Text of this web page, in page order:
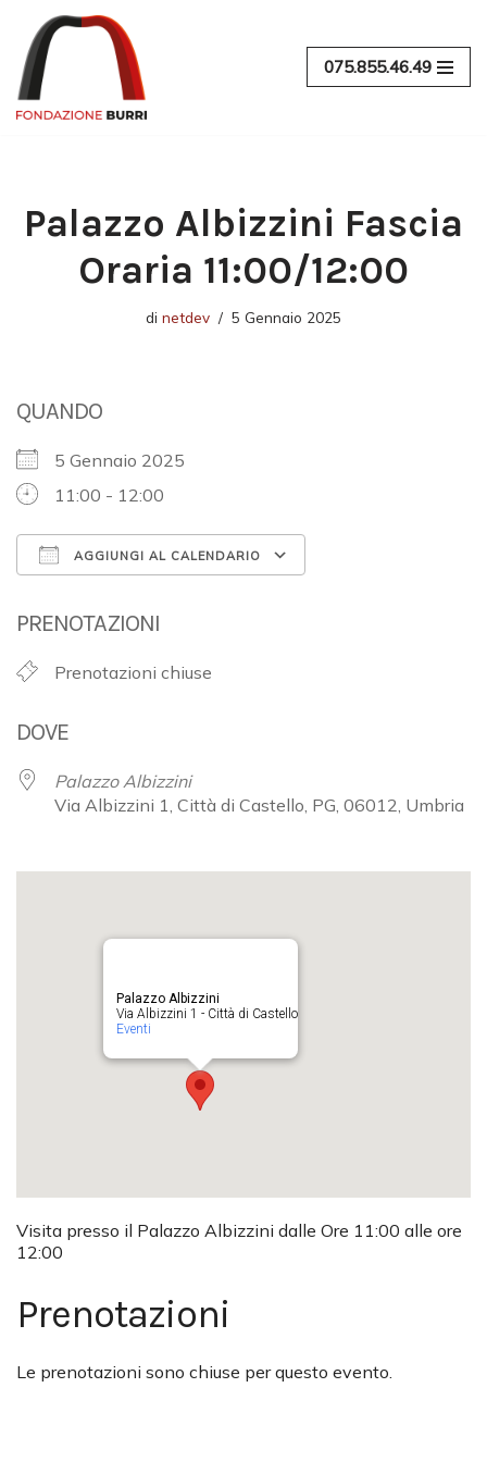
Vai
al
contenuto
075.855.46.49
Palazzo Albizzini Fascia
Oraria 11:00/12:00
di netdev 5 Gennaio 2025
QUANDO
5 Gennaio 2025
11:00 - 12:00
AGGIUNGI AL CALENDARIO
PRENOTAZIONI
Prenotazioni chiuse
DOVE
Palazzo Albizzini
Via Albizzini 1, Città di Castello, PG, 06012, Umbria
Palazzo Albizzini
Via Albizzini 1 - Città di Castello
Eventi
Visita presso il Palazzo Albizzini dalle Ore 11:00 alle ore
12:00
Prenotazioni
Le prenotazioni sono chiuse per questo evento.